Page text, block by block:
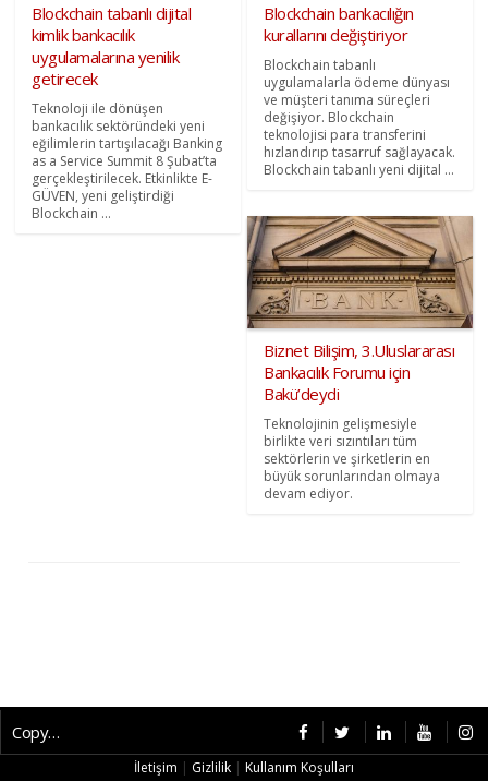
Blockchain tabanlı dijital
kimlik bankacılık
uygulamalarına yenilik
getirecek
Teknoloji ile dönüşen
bankacılık sektöründeki yeni
eğilimlerin tartışılacağı Banking
as a Service Summit 8 Şubat’ta
gerçekleştirilecek. Etkinlikte E-
GÜVEN, yeni geliştirdiği
Blockchain ...
Blockchain bankacılığın
kurallarını değiştiriyor
Blockchain tabanlı
uygulamalarla ödeme dünyası
ve müşteri tanıma süreçleri
değişiyor. Blockchain
teknolojisi para transferini
hızlandırıp tasarruf sağlayacak.
Blockchain tabanlı yeni dijital ...
Biznet Bilişim, 3.Uluslararası
Bankacılık Forumu için
Bakü’deydi
Teknolojinin gelişmesiyle
birlikte veri sızıntıları tüm
sektörlerin ve şirketlerin en
büyük sorunlarından olmaya
devam ediyor.
Copyright © 2026 CybermagOnline
İletişim Gizlilik Kullanım Koşulları